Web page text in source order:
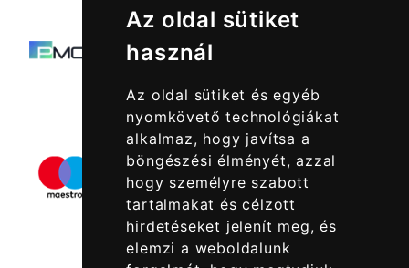
Az oldal sütiket
használ
Az oldal sütiket és egyéb
nyomkövető technológiákat
alkalmaz, hogy javítsa a
böngészési élményét, azzal
hogy személyre szabott
tartalmakat és célzott
hirdetéseket jelenít meg, és
elemzi a weboldalunk